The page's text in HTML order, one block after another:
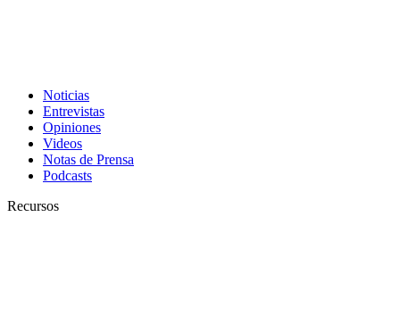
Noticias
Entrevistas
Opiniones
Videos
Notas de Prensa
Podcasts
Recursos